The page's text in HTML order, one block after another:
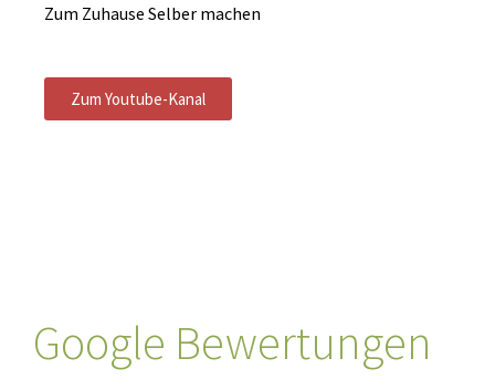
Zum Zuhause Selber machen
Zum Youtube-Kanal
Google Bewertungen